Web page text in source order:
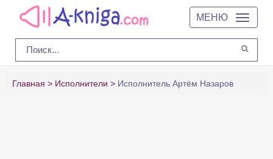
МЕНЮ
Главная Исполнители Исполнитель Артём Назаров